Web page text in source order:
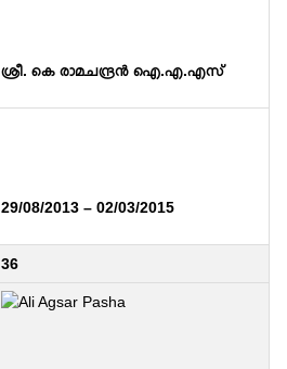
ശ്രീ. കെ രാമചന്ദ്രൻ ഐ.എ.എസ്
29/08/2013 – 02/03/2015
36